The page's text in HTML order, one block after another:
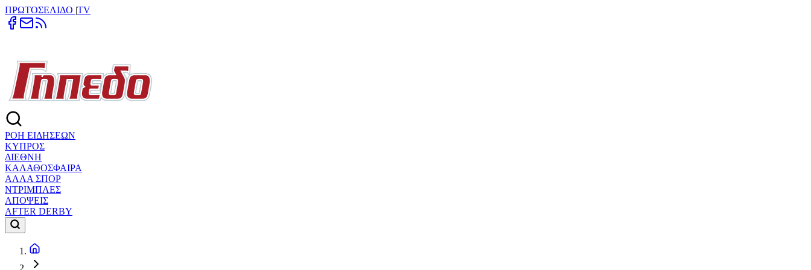
ΠΡΩΤΟΣΕΛΙΔΟ |TV
ΡΟΗ ΕΙΔΗΣΕΩΝ
ΚΥΠΡΟΣ
ΔΙΕΘΝΗ
ΚΑΛΑΘΟΣΦΑΙΡΑ
ΑΛΛΑ ΣΠΟΡ
ΝΤΡΙΜΠΛΕΣ
ΑΠΟΨΕΙΣ
AFTER DERBY